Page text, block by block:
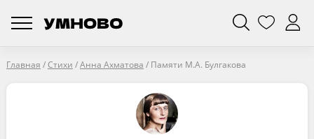
Главная /Стихи /Анна Ахматова / Памяти М.А. Булгакова